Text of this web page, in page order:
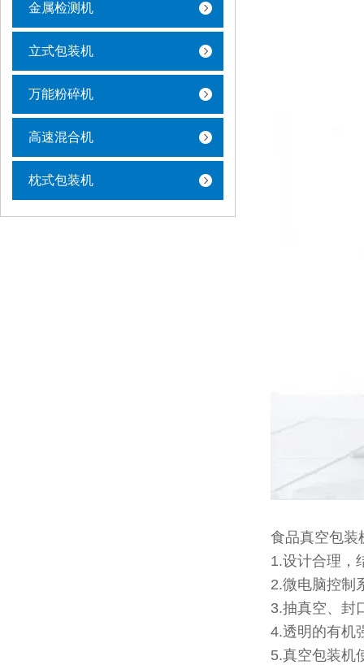
金属检测机
立式包装机
万能粉碎机
高速混合机
枕式包装机
食品真空包装
1.设计合理，
2.微电脑控制
3.抽真空、封
4.透明的有机
5.真空包装机